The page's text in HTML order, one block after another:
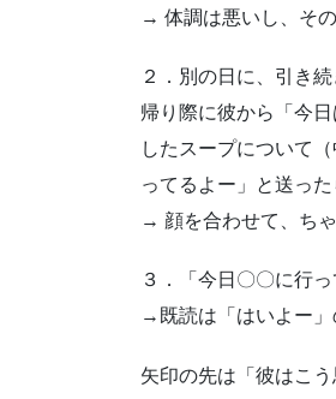
→ 体調は悪いし、そ
２．別の日に、引き
帰り際に彼から「今
したスープについて
ってるよー」と送っ
→ 顔を合わせて、ち
３．「今日〇〇に行
→既読は「はいよー」
矢印の先は「彼はこ